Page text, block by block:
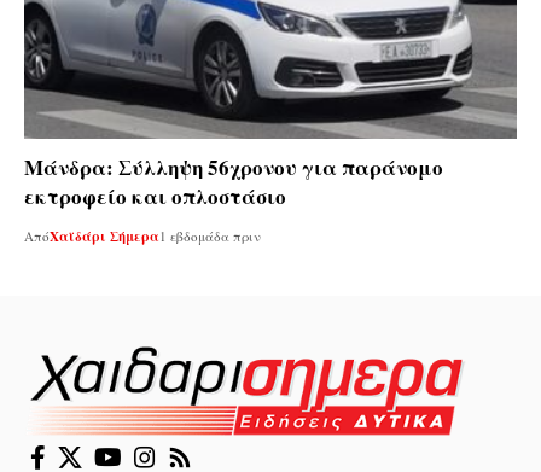
Μάνδρα: Σύλληψη 56χρονου για παράνομο
εκτροφείο και οπλοστάσιο
ΑπόΧαϊδάρι Σήμερα1 εβδομάδα πριν